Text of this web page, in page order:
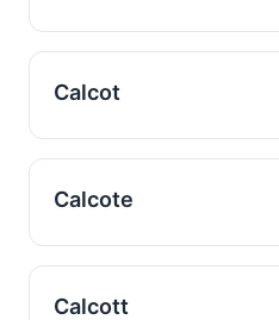
Calcot
Calcote
Calcott